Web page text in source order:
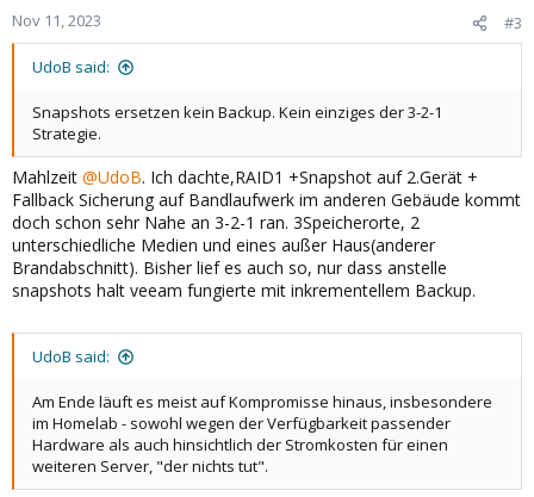
Nov 11, 2023 #3
UdoB said:
Snapshots ersetzen kein Backup. Kein einziges der 3-2-1
Strategie.
Mahlzeit @UdoB. Ich dachte,RAID1 +Snapshot auf 2.Gerät +
Fallback Sicherung auf Bandlaufwerk im anderen Gebäude kommt
doch schon sehr Nahe an 3-2-1 ran. 3Speicherorte, 2
unterschiedliche Medien und eines außer Haus(anderer
Brandabschnitt). Bisher lief es auch so, nur dass anstelle
snapshots halt veeam fungierte mit inkrementellem Backup.
UdoB said:
Am Ende läuft es meist auf Kompromisse hinaus, insbesondere
im Homelab - sowohl wegen der Verfügbarkeit passender
Hardware als auch hinsichtlich der Stromkosten für einen
weiteren Server, "der nichts tut".